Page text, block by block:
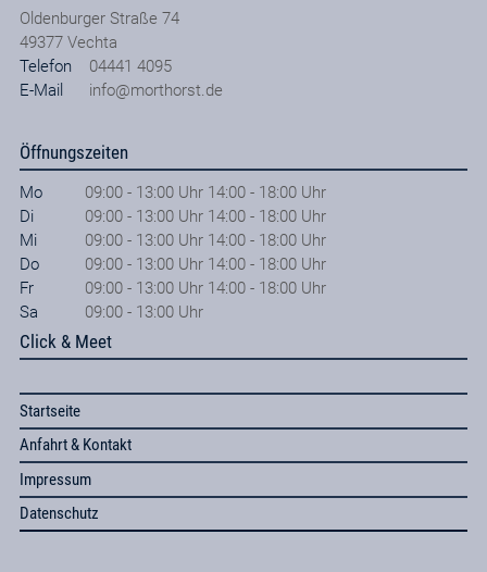
Oldenburger Straße 74
49377 Vechta
Telefon
04441 4095
E-Mail
info@morthorst.de
Öffnungszeiten
Mo
09:00 - 13:00 Uhr 14:00 - 18:00 Uhr
Di
09:00 - 13:00 Uhr 14:00 - 18:00 Uhr
Mi
09:00 - 13:00 Uhr 14:00 - 18:00 Uhr
Do
09:00 - 13:00 Uhr 14:00 - 18:00 Uhr
Fr
09:00 - 13:00 Uhr 14:00 - 18:00 Uhr
Sa
09:00 - 13:00 Uhr
Click & Meet
Startseite
Anfahrt & Kontakt
Impressum
Datenschutz